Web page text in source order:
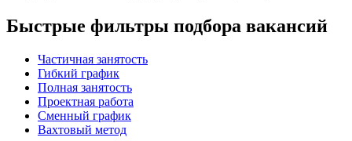
Быстрые фильтры подбора вакансий
Частичная занятость
Гибкий график
Полная занятость
Проектная работа
Сменный график
Вахтовый метод